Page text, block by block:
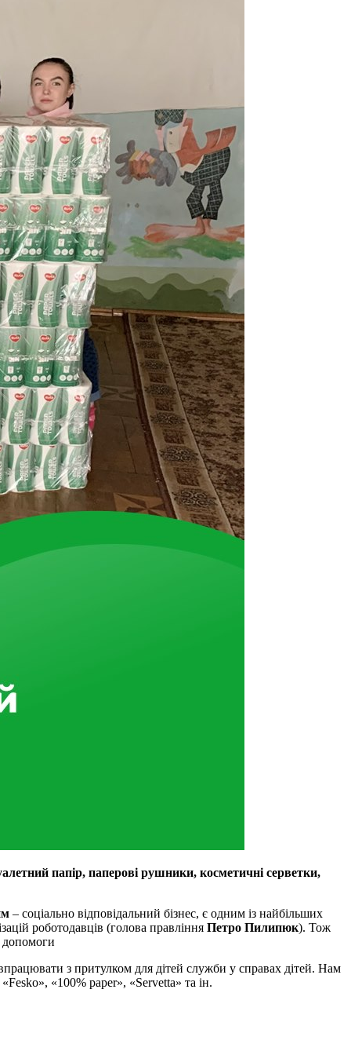
папір, паперові рушники, косметичні серветки,
– соціально відповідальний бізнес, є одним із найбільших
роботодавців (голова правління Петро Пилипюк). Тож
допомоги
з притулком для дітей служби у справах дітей. Нам
«100% paper», «Servetta» та ін.